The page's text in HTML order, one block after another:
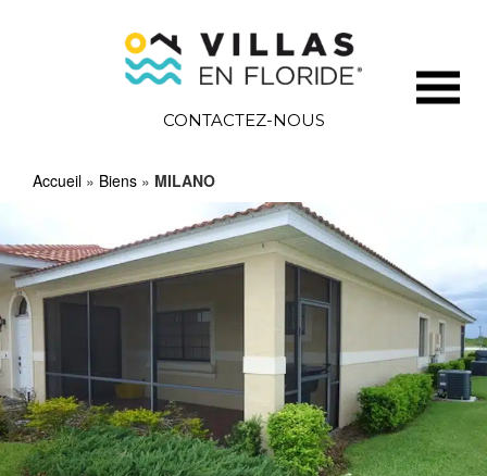
CONTACTEZ-NOUS
Accueil » Biens » MILANO